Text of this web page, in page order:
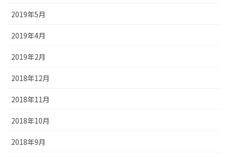
2019年5月
2019年4月
2019年2月
2018年12月
2018年11月
2018年10月
2018年9月